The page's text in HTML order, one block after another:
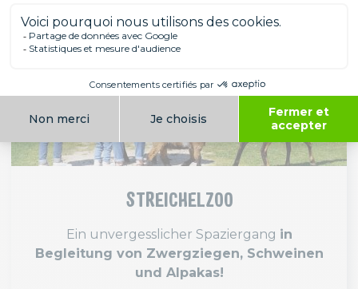
STREICHELZOO
Ein unvergesslicher Spaziergang in
Begleitung von Zwergziegen, Schweinen
und Alpakas!